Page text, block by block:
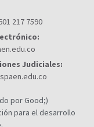
217 7590
Judiciales:
por Good;)
para el desarrollo